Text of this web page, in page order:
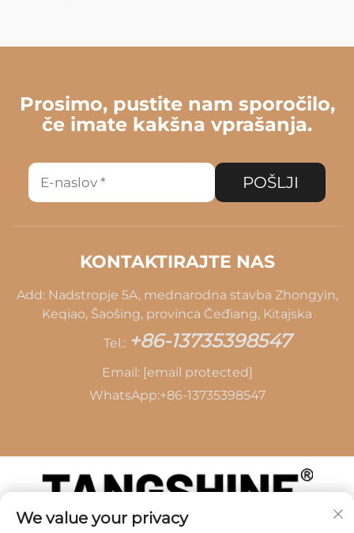
Prosimo, pustite nam sporočilo,
če imate kakšna vprašanja.
POŠLJI
KONTAKTIRAJTE NAS
Add: Nadstropje 5A, mednarodna stavba Zhongyin,
Keqiao, Šaošing, provinca Čeđiang, Kitajska
Tel.: +86-13735398547
Email: [email protected]
WhatsApp:+86-13735398547
We value your privacy